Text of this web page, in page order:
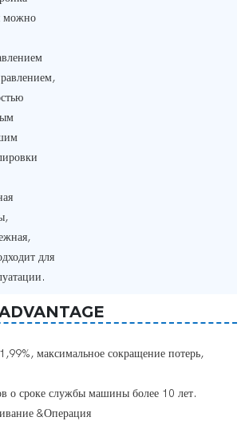
можно
для
максимальное сокращение потерь,
о сроке службы машины более 10 лет.
&Операция